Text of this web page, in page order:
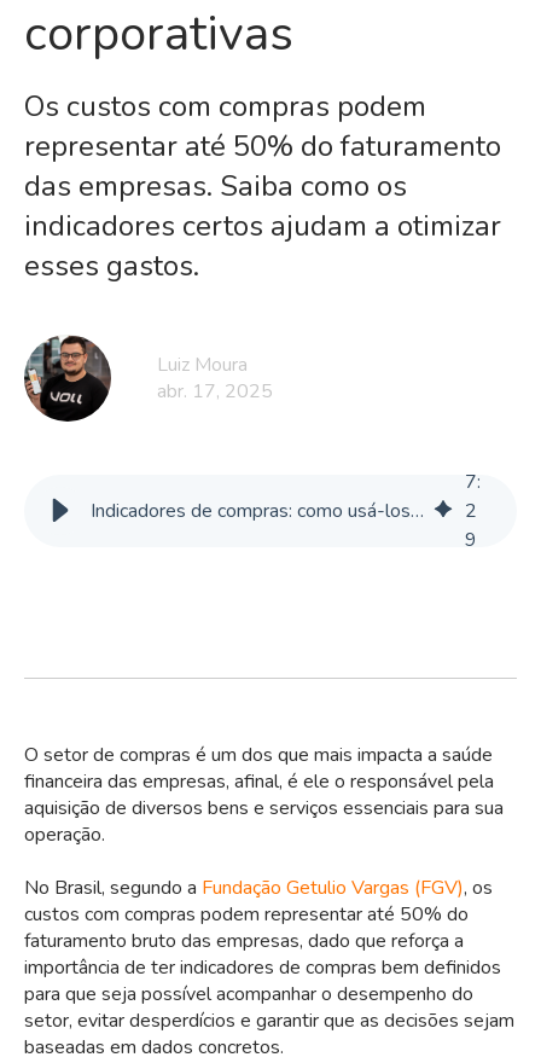
corporativas
Os custos com compras podem
representar até 50% do faturamento
das empresas. Saiba como os
indicadores certos ajudam a otimizar
esses gastos.
Luiz Moura
abr. 17, 2025
Indicadores de compras: como usá-los na gestão de viagens corporativas
7:
2
9
O setor de compras é um dos que mais impacta a saúde
financeira das empresas, afinal, é ele o responsável pela
aquisição de diversos bens e serviços essenciais para sua
operação.
No Brasil, segundo a Fundação Getulio Vargas (FGV), os
custos com compras podem representar até 50% do
faturamento bruto das empresas, dado que reforça a
importância de ter indicadores de compras bem definidos
para que seja possível acompanhar o desempenho do
setor, evitar desperdícios e garantir que as decisões sejam
baseadas em dados concretos.